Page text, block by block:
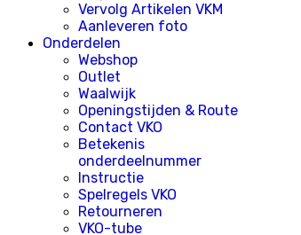
Vervolg Artikelen VKM
Aanleveren foto
Onderdelen
Webshop
Outlet
Waalwijk
Openingstijden & Route
Contact VKO
Betekenis
onderdeelnummer
Instructie
Spelregels VKO
Retourneren
VKO-tube